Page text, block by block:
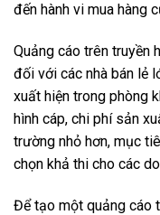
đến hành vi mua hàng
Quảng cáo trên truyền
đối với các nhà bán lẻ
xuất hiện trong phòng
hình cáp, chi phí sản
trường nhỏ hơn, mục
chọn khả thi cho các
Để tạo một quảng cáo